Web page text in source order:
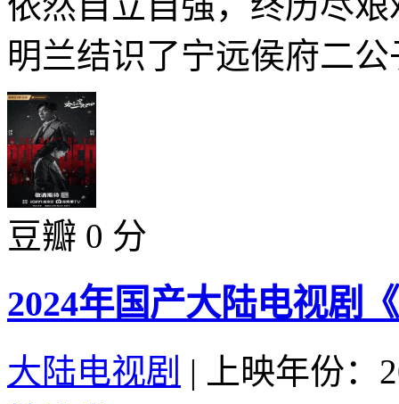
明兰结识了宁远侯府二
豆瓣 0 分
2024年国产大陆电视剧
大陆电视剧 |
上映年份：